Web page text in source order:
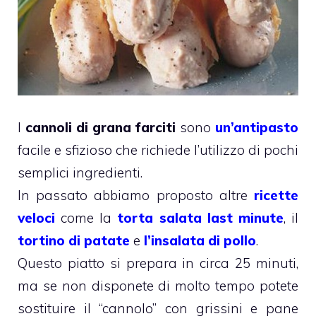
I cannoli di grana farciti sono un’antipasto
facile e sfizioso che richiede l’utilizzo di pochi
semplici ingredienti.
In passato abbiamo proposto altre ricette
veloci come la torta salata last minute, il
tortino di patate e l’insalata di pollo.
Questo piatto si prepara in circa 25 minuti,
ma se non disponete di molto tempo potete
sostituire il “cannolo” con grissini e pane